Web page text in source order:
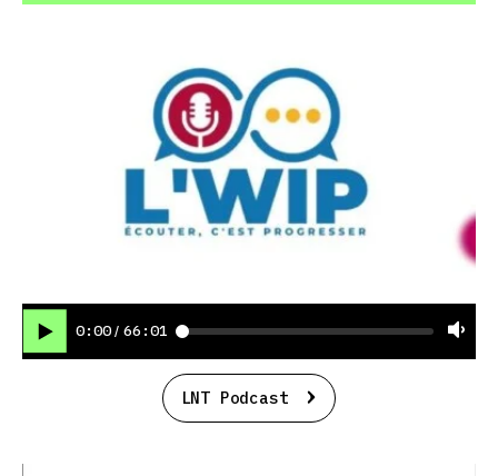
0:00 / 66:01
LNT Podcast